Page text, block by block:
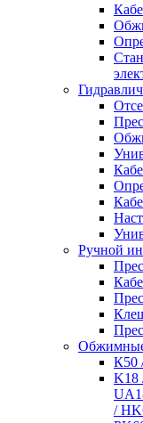
Ручной
К50
K18
/